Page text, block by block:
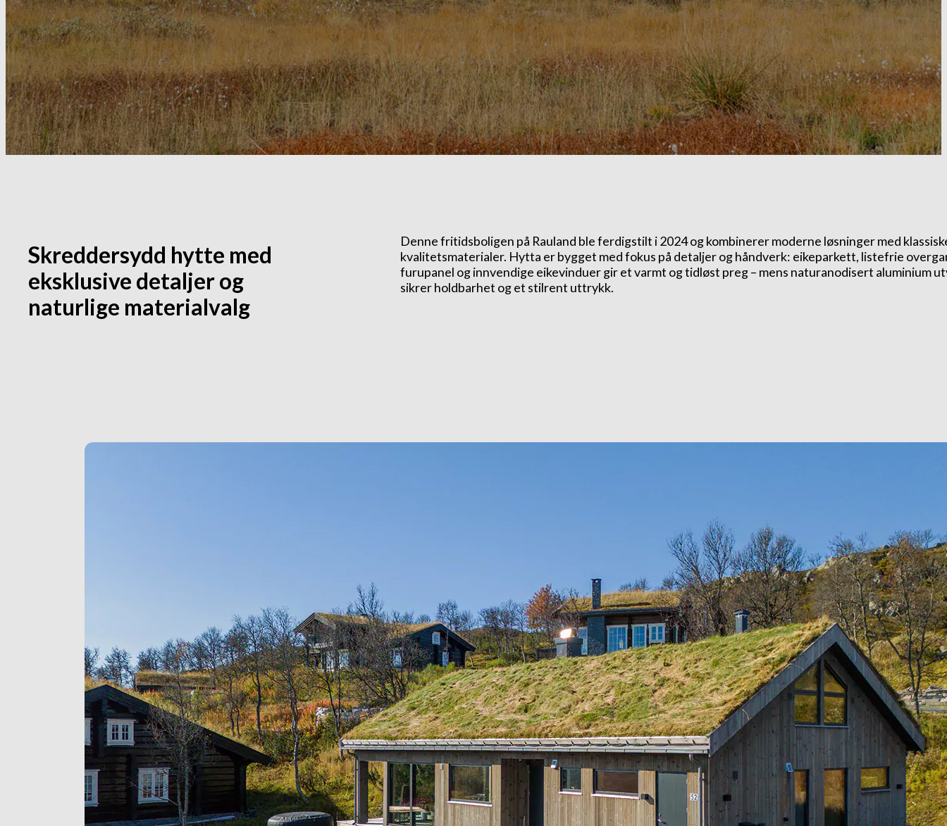
Skreddersydd hytte med
eksklusive detaljer og
naturlige materialvalg
Denne fritidsboligen på Rauland ble ferdigstilt i 2024 og kombinerer moderne løsninger med
kvalitetsmaterialer. Hytta er bygget med fokus på detaljer og håndverk: eikeparkett, listefrie
furupanel og innvendige eikevinduer gir et varmt og tidløst preg – mens naturanodisert aluminium
sikrer holdbarhet og et stilrent uttrykk.